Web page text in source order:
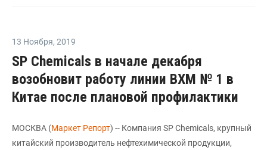
13 Ноября, 2019
SP Chemicals в начале декабря
возобновит работу линии ВХМ № 1 в
Китае после плановой профилактики
МОСКВА (Маркет Репорт) -- Компания SP Chemicals, крупный
китайский производитель нефтехимической продукции,